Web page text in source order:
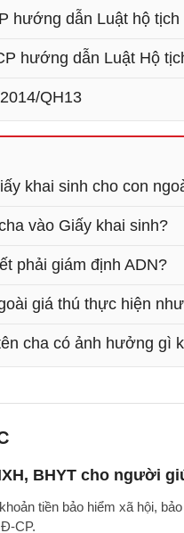
hướng dẫn Luật hộ
hướng dẫn Luật Hộ
QH13
khai sinh cho con
vào Giấy khai sinh?
phải giám định ADN?
giá thú thực hiện
cha có ảnh hưởng gì
BHYT cho người
tiền bảo hiểm xã hội,
CP.